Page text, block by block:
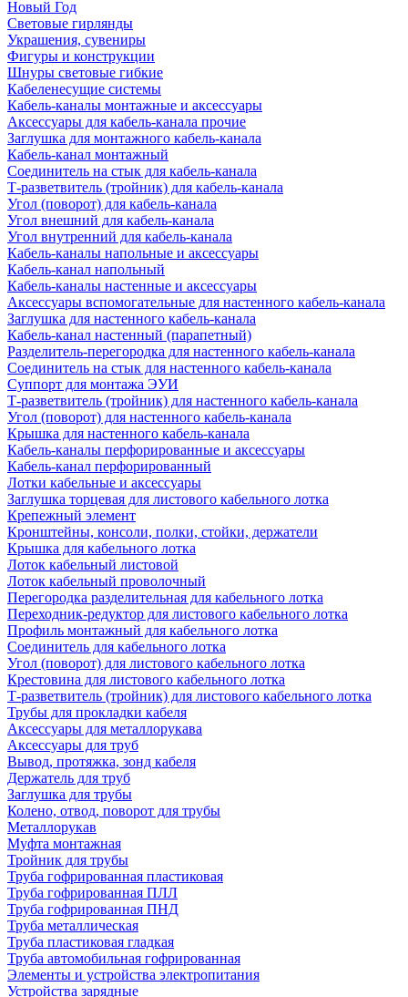
Новый Год
Световые гирлянды
Украшения, сувениры
Фигуры и конструкции
Шнуры световые гибкие
Кабеленесущие системы
Кабель-каналы монтажные и аксессуары
Аксессуары для кабель-канала прочие
Заглушка для монтажного кабель-канала
Кабель-канал монтажный
Соединитель на стык для кабель-канала
Т-разветвитель (тройник) для кабель-канала
Угол (поворот) для кабель-канала
Угол внешний для кабель-канала
Угол внутренний для кабель-канала
Кабель-каналы напольные и аксессуары
Кабель-канал напольный
Кабель-каналы настенные и аксессуары
Аксессуары вспомогательные для настенного кабель-канала
Заглушка для настенного кабель-канала
Кабель-канал настенный (парапетный)
Разделитель-перегородка для настенного кабель-канала
Соединитель на стык для настенного кабель-канала
Суппорт для монтажа ЭУИ
Т-разветвитель (тройник) для настенного кабель-канала
Угол (поворот) для настенного кабель-канала
Крышка для настенного кабель-канала
Кабель-каналы перфорированные и аксессуары
Кабель-канал перфорированный
Лотки кабельные и аксессуары
Заглушка торцевая для листового кабельного лотка
Крепежный элемент
Кронштейны, консоли, полки, стойки, держатели
Крышка для кабельного лотка
Лоток кабельный листовой
Лоток кабельный проволочный
Перегородка разделительная для кабельного лотка
Переходник-редуктор для листового кабельного лотка
Профиль монтажный для кабельного лотка
Соединитель для кабельного лотка
Угол (поворот) для листового кабельного лотка
Крестовина для листового кабельного лотка
Т-разветвитель (тройник) для листового кабельного лотка
Трубы для прокладки кабеля
Аксессуары для металлорукава
Аксессуары для труб
Вывод, протяжка, зонд кабеля
Держатель для труб
Заглушка для трубы
Колено, отвод, поворот для трубы
Металлорукав
Муфта монтажная
Тройник для трубы
Труба гофрированная пластиковая
Труба гофрированная ПЛЛ
Труба гофрированная ПНД
Труба металлическая
Труба пластиковая гладкая
Труба автомобильная гофрированная
Элементы и устройства электропитания
Устройства зарядные